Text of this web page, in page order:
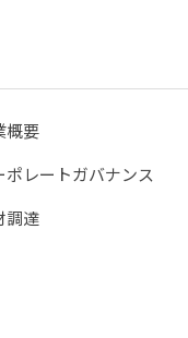
概要
ポレートガバナンス
調達